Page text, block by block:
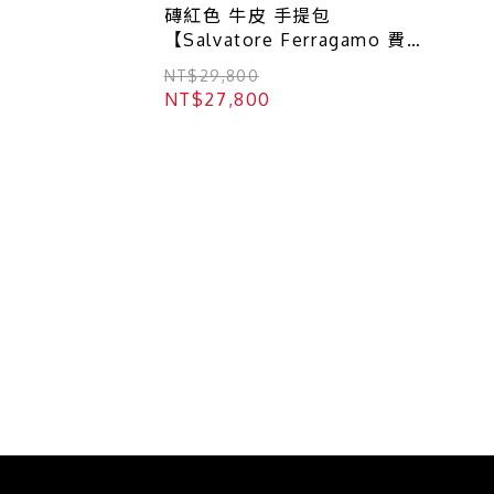
磚紅色 牛皮 手提包
【Salvatore Ferragamo 費拉
格慕】 212477
NT$29,800
NT$27,800